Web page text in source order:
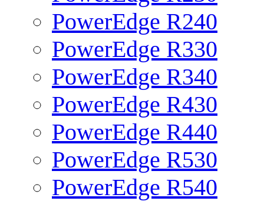
PowerEdge R240
PowerEdge R330
PowerEdge R340
PowerEdge R430
PowerEdge R440
PowerEdge R530
PowerEdge R540